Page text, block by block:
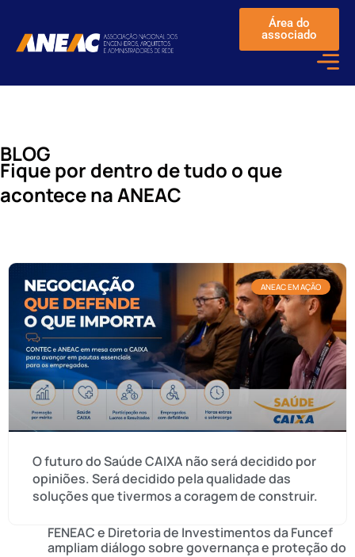
Área do
associado
BLOG
Fique por dentro de tudo o que
acontece na ANEAC
ANEAC EM AÇÃO
O futuro do Saúde CAIXA não será decidido por
opiniões. Será decidido pela qualidade das
soluções que tivermos a coragem de construir.
FENEAC e Diretoria de Investimentos da Funcef
ampliam diálogo sobre governança e proteção do